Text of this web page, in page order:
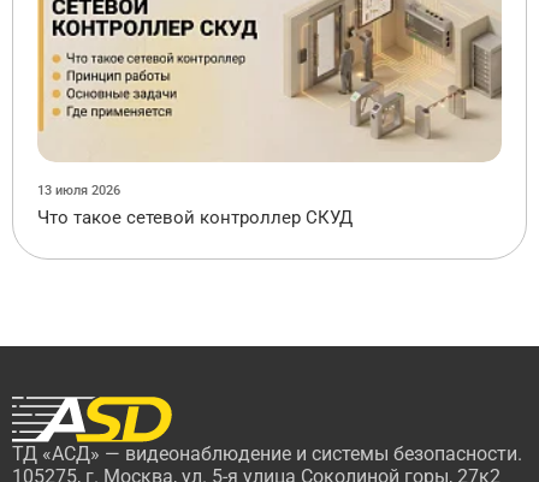
13 июля 2026
Что такое сетевой контроллер СКУД
ТД «АСД» — видеонаблюдение и системы безопасности.
105275, г. Москва, ул. 5-я улица Соколиной горы, 27к2